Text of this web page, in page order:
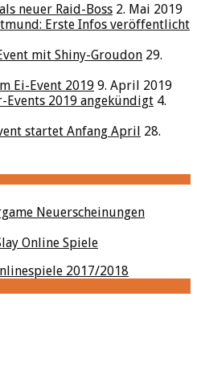
neuer Raid-Boss 2. Mai 2019
Erste Infos veröffentlicht
mit Shiny-Groudon 29.
Ei-Event 2019 9. April 2019
Events 2019 angekündigt 4.
startet Anfang April 28.